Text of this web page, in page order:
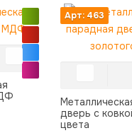
Арт: 463
дверь с
цвета